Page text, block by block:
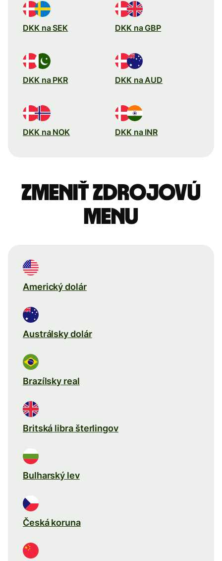
DKK na SEK DKK na GBP
DKK na PKR DKK na AUD
DKK na NOK DKK na INR
Zmeniť zdrojovú
menu
Americký dolár
Austrálsky dolár
Brazílsky real
Britská libra šterlingov
Bulharský lev
Česká koruna